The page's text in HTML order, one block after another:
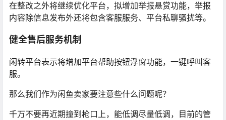
在整改之外将继续优化平台，拟增加举报悬赏功能，举报
内容除信息发布外还将包含客服服务、平台私聊骚扰等。
健全售后服务机制
闲转平台表示将增加平台帮助按钮浮窗功能，一键呼叫客
服。
那么我们作为闲鱼卖家要注意些什么问题呢？
千万不要再近期撞到枪口上，能低调尽量低调，目前的管